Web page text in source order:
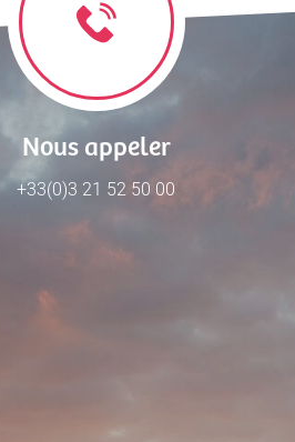
Nous appeler
+33(0)3 21 52 50 00